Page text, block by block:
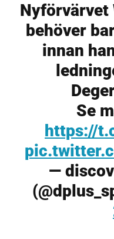
Nyförvärvet
behöver
innan
Se
https://
—